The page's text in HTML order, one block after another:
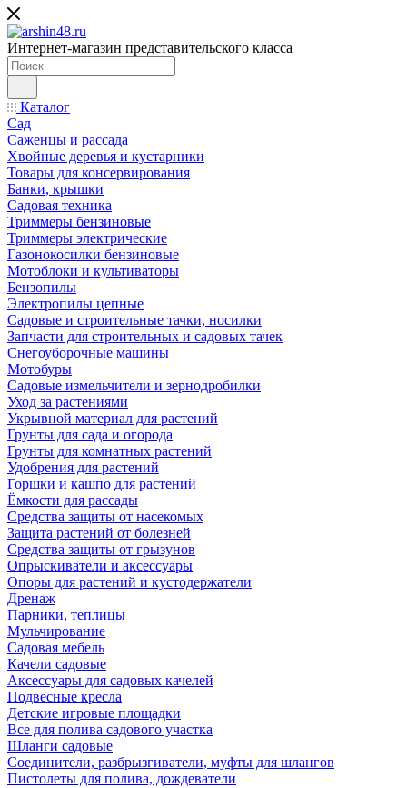
Интернет-магазин представительского класса
Каталог
Сад
Саженцы и рассада
Хвойные деревья и кустарники
Товары для консервирования
Банки, крышки
Садовая техника
Триммеры бензиновые
Триммеры электрические
Газонокосилки бензиновые
Мотоблоки и культиваторы
Бензопилы
Электропилы цепные
Садовые и строительные тачки, носилки
Запчасти для строительных и садовых тачек
Снегоуборочные машины
Мотобуры
Садовые измельчители и зернодробилки
Уход за растениями
Укрывной материал для растений
Грунты для сада и огорода
Грунты для комнатных растений
Удобрения для растений
Горшки и кашпо для растений
Ёмкости для рассады
Средства защиты от насекомых
Защита растений от болезней
Средства защиты от грызунов
Опрыскиватели и аксессуары
Опоры для растений и кустодержатели
Дренаж
Парники, теплицы
Мульчирование
Садовая мебель
Качели садовые
Аксессуары для садовых качелей
Подвесные кресла
Детские игровые площадки
Все для полива садового участка
Шланги садовые
Соединители, разбрызгиватели, муфты для шлангов
Пистолеты для полива, дождеватели